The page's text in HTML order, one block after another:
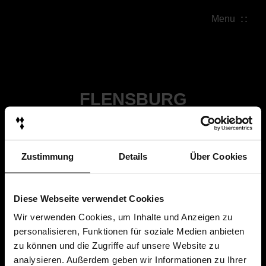
Zustimmung Details Über Cookies
Diese Webseite verwendet Cookies
Wir verwenden Cookies, um Inhalte und Anzeigen zu
personalisieren, Funktionen für soziale Medien anbieten
zu können und die Zugriffe auf unsere Website zu
analysieren. Außerdem geben wir Informationen zu Ihrer
Menu
FLENSBURG